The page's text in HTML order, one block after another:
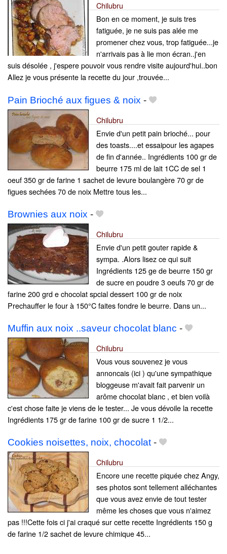
Chilubru
Bon en ce moment, je suis tres
fatiguée, je ne suis pas alée me
promener chez vous, trop fatiguée...je
n'arrivais pas à lie mon écran..j'en
suis désolée , j'espere pouvoir vous rendre visite aujourd'hui..bon
Allez je vous présente la recette du jour ,trouvée...
Pain Brioché aux figues & noix -
Chilubru
Envie d'un petit pain brioché... pour
des toasts....et essaipour les agapes
de fin d'année.. Ingrédients 100 gr de
beurre 175 ml de lait 1CC de sel 1
oeuf 350 gr de farine 1 sachet de levure boulangère 70 gr de
figues sechées 70 de noix Mettre tous les...
Brownies aux noix -
Chilubru
Envie d'un petit gouter rapide &
sympa. .Alors lisez ce qui suit
Ingrédients 125 ge de beurre 150 gr
de sucre en poudre 3 oeufs 70 gr de
farine 200 grd e chocolat spcial dessert 100 gr de noix
Prechauffer le four à 150°C faites fondre le beurre. Dans un...
Muffin aux noix ..saveur chocolat blanc -
Chilubru
Vous vous souvenez je vous
annoncais (ici ) qu'une sympathique
bloggeuse m'avait fait parvenir un
arôme chocolat blanc , et bien voilà
c'est chose faite je viens de le tester... Je vous dévoile la recette
Ingrédients 175 gr de farine 100 gr de sucre 1 1/2...
Cookies noisettes, noix, chocolat -
Chilubru
Encore une recette piquée chez Angy,
ses photos sont tellement alléchantes
que vous avez envie de tout tester
même les choses que vous n'aimez
pas !!!Cette fois ci j'ai craqué sur cette recette Ingrédients 150 g
de farine 1/2 sachet de levure chimique 45...